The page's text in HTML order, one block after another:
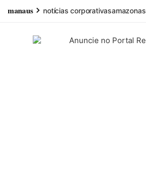
manaus notícias corporativas